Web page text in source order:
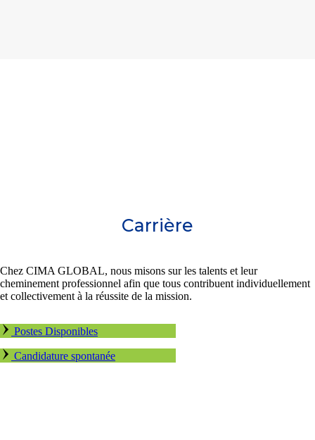
Carrière
Chez CIMA GLOBAL, nous misons sur les talents et leur
cheminement professionnel afin que tous contribuent individuellement
et collectivement à la réussite de la mission.
Postes Disponibles
Candidature spontanée